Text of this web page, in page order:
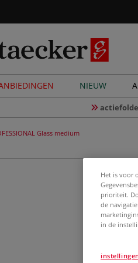
NIEUW
Glass medium
Het is voor
prioriteit.
de
in de